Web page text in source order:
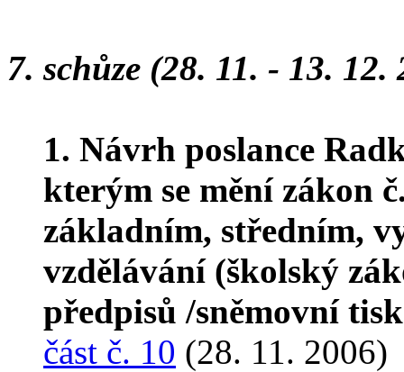
7. schůze (28. 11. - 13. 12.
1. Návrh poslance
kterým se mění zákon
základním, středním,
vzdělávání (školský
předpisů /sněmovní
část č. 10 (28. 11. 2006)